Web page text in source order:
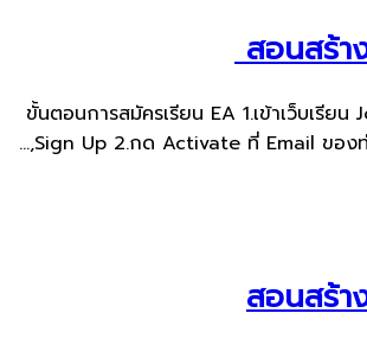
สอนสร้า
ขั้นตอนการสมัครเรียน​ EA 1.เข้าเว็บ​เรีย
Sign Up 2.กด Activate ที่ Email ของท่า
สอนสร้า